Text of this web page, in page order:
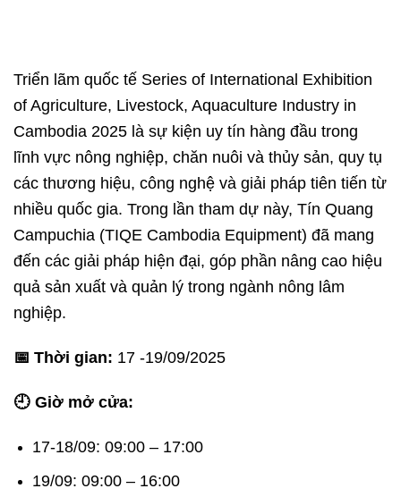
Triển lãm quốc tế Series of International Exhibition
of Agriculture, Livestock, Aquaculture Industry in
Cambodia 2025 là sự kiện uy tín hàng đầu trong
lĩnh vực nông nghiệp, chăn nuôi và thủy sản, quy tụ
các thương hiệu, công nghệ và giải pháp tiên tiến từ
nhiều quốc gia. Trong lần tham dự này, Tín Quang
Campuchia (TIQE Cambodia Equipment) đã mang
đến các giải pháp hiện đại, góp phần nâng cao hiệu
quả sản xuất và quản lý trong ngành nông lâm
nghiệp.
📅 Thời gian: 17 -19/09/2025
🕘 Giờ mở cửa:
17-18/09: 09:00 – 17:00
19/09: 09:00 – 16:00